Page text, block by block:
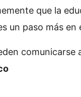
que la
un paso más en
comunicarse